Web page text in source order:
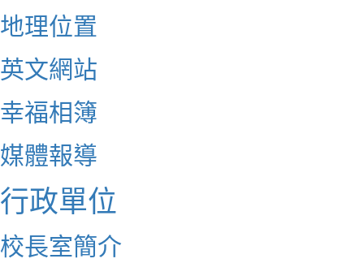
地理位置
英文網站
幸福相簿
媒體報導
行政單位
校長室簡介